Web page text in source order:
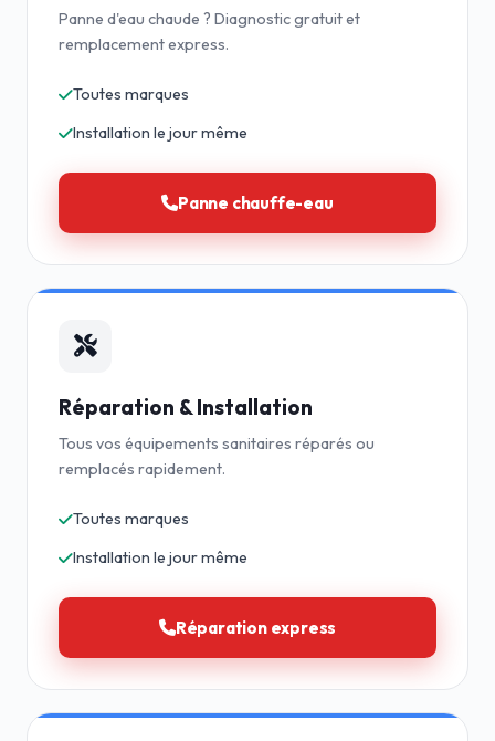
Panne d'eau chaude ? Diagnostic gratuit et
remplacement express.
Toutes marques
Installation le jour même
Panne chauffe-eau
Réparation & Installation
Tous vos équipements sanitaires réparés ou
remplacés rapidement.
Toutes marques
Installation le jour même
Réparation express